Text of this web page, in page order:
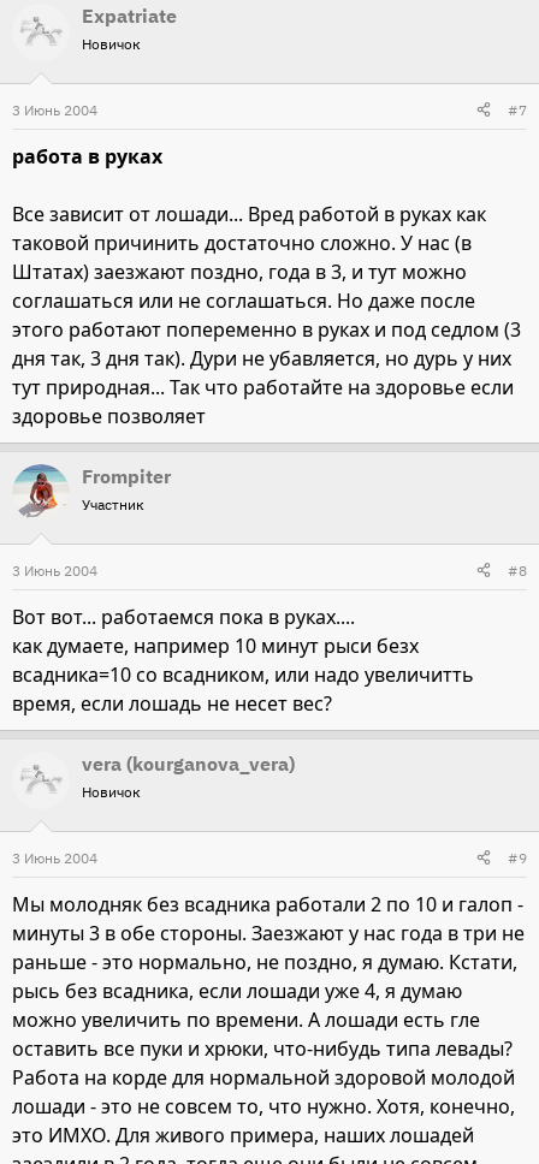
Expatriate
Новичок
3 Июнь 2004 #7
работа в руках
Все зависит от лошади... Вред работой в руках как
таковой причинить достаточно сложно. У нас (в
Штатах) заезжают поздно, года в 3, и тут можно
соглашаться или не соглашаться. Но даже после
этого работают попеременно в руках и под седлом (3
дня так, 3 дня так). Дури не убавляется, но дурь у них
тут природная... Так что работайте на здоровье если
здоровье позволяет
Frompiter
Участник
3 Июнь 2004 #8
Вот вот... работаемся пока в руках....
как думаете, например 10 минут рыси безх
всадника=10 со всадником, или надо увеличитть
время, если лошадь не несет вес?
vera (kourganova_vera)
Новичок
3 Июнь 2004 #9
Мы молодняк без всадника работали 2 по 10 и галоп -
минуты 3 в обе стороны. Заезжают у нас года в три не
раньше - это нормально, не поздно, я думаю. Кстати,
рысь без всадника, если лошади уже 4, я думаю
можно увеличить по времени. А лошади есть гле
оставить все пуки и хрюки, что-нибудь типа левады?
Работа на корде для нормальной здоровой молодой
лошади - это не совсем то, что нужно. Хотя, конечно,
это ИМХО. Для живого примера, наших лошадей